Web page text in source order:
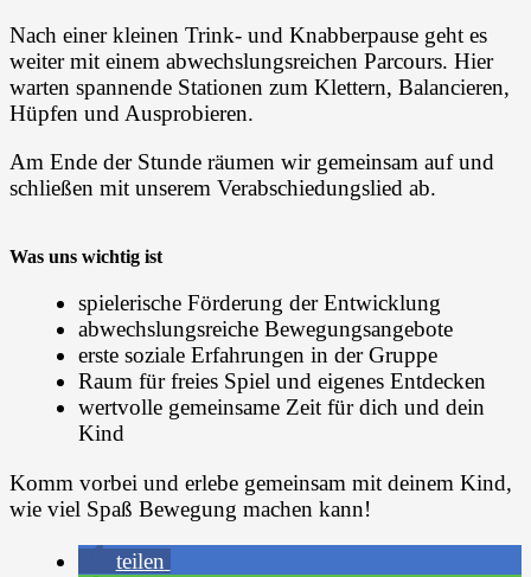
Nach einer kleinen Trink- und Knabberpause geht es
weiter mit einem abwechslungsreichen Parcours. Hier
warten spannende Stationen zum Klettern, Balancieren,
Hüpfen und Ausprobieren.
Am Ende der Stunde räumen wir gemeinsam auf und
schließen mit unserem Verabschiedungslied ab.
Was uns wichtig ist
spielerische Förderung der Entwicklung
abwechslungsreiche Bewegungsangebote
erste soziale Erfahrungen in der Gruppe
Raum für freies Spiel und eigenes Entdecken
wertvolle gemeinsame Zeit für dich und dein
Kind
Komm vorbei und erlebe gemeinsam mit deinem Kind,
wie viel Spaß Bewegung machen kann!
teilen